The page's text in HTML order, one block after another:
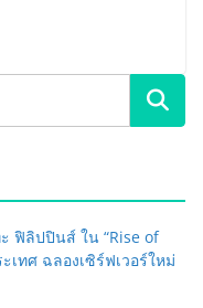
ฟิลิปปินส์ ใน “Rise of
เทศ ฉลองเซิร์ฟเวอร์ใหม่